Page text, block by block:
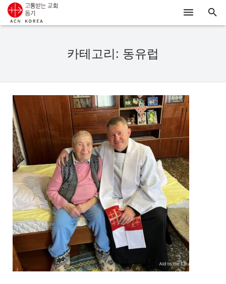
시리아
우크라이나
행동하기
로그인
후원하기
카테고리: 동유럽